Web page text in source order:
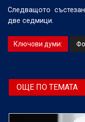
Следващото
две седмици.
Ключови думи:
ОЩЕ ПО ТЕМАТА